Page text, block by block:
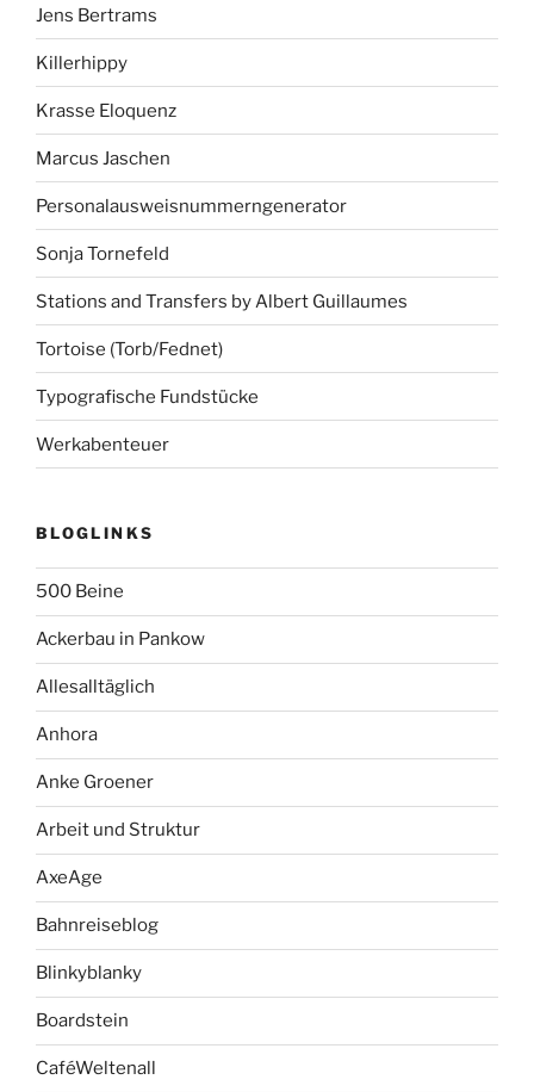
Jens Bertrams
Killerhippy
Krasse Eloquenz
Marcus Jaschen
Personalausweisnummerngenerator
Sonja Tornefeld
Stations and Transfers by Albert Guillaumes
Tortoise (Torb/Fednet)
Typografische Fundstücke
Werkabenteuer
BLOGLINKS
500 Beine
Ackerbau in Pankow
Allesalltäglich
Anhora
Anke Groener
Arbeit und Struktur
AxeAge
Bahnreiseblog
Blinkyblanky
Boardstein
CaféWeltenall